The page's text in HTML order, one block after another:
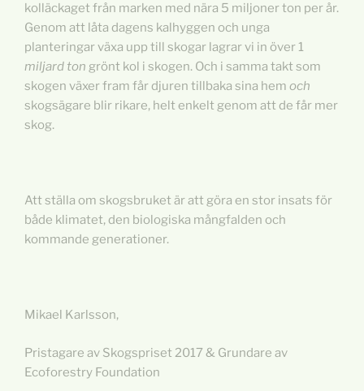
kolläckaget från marken med nära 5 miljoner ton per år.
Genom att låta dagens kalhyggen och unga
planteringar växa upp till skogar lagrar vi in över 1
miljard ton grönt kol i skogen. Och i samma takt som
skogen växer fram får djuren tillbaka sina hem och
skogsägare blir rikare, helt enkelt genom att de får mer
skog.
Att ställa om skogsbruket är att göra en stor insats för
både klimatet, den biologiska mångfalden och
kommande generationer.
Mikael Karlsson,
Pristagare av Skogspriset 2017 & Grundare av
Ecoforestry Foundation